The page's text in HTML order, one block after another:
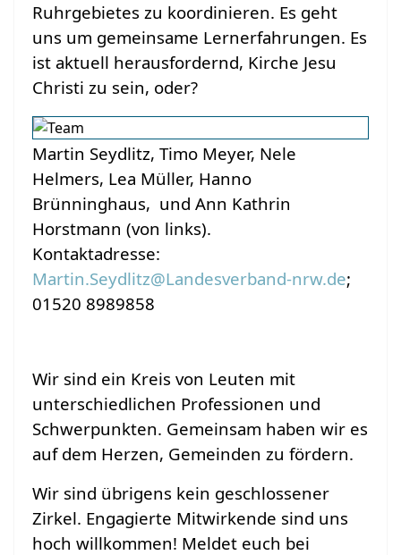
Ruhrgebietes zu koordinieren. Es geht
uns um gemeinsame Lernerfahrungen. Es
ist aktuell herausfordernd, Kirche Jesu
Christi zu sein, oder?
Martin Seydlitz, Timo Meyer, Nele
Helmers, Lea Müller, Hanno
Brünninghaus, und Ann Kathrin
Horstmann (von links).
Kontaktadresse:
Martin.Seydlitz@Landesverband-nrw.de;
01520 8989858
Wir sind ein Kreis von Leuten mit
unterschiedlichen Professionen und
Schwerpunkten. Gemeinsam haben wir es
auf dem Herzen, Gemeinden zu fördern.
Wir sind übrigens kein geschlossener
Zirkel. Engagierte Mitwirkende sind uns
hoch willkommen! Meldet euch bei